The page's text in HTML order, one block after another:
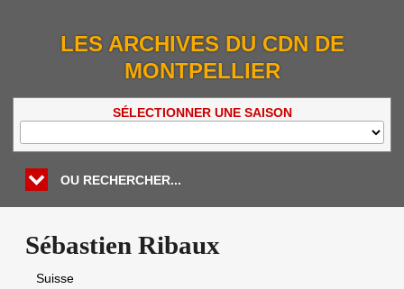
LES ARCHIVES DU CDN DE
MONTPELLIER
SÉLECTIONNER UNE SAISON
OU RECHERCHER...
Sébastien Ribaux
Suisse